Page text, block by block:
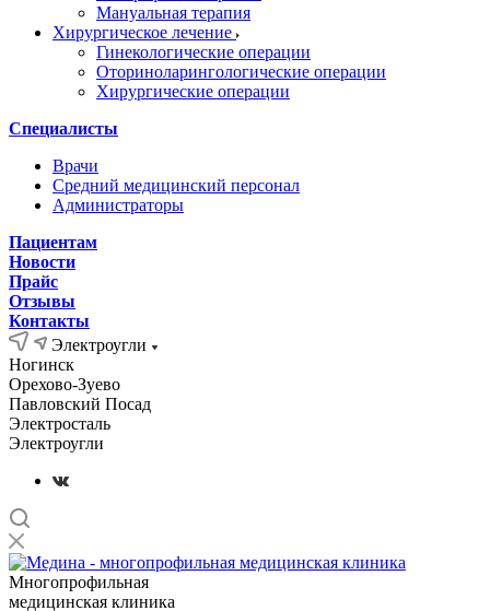
Мануальная терапия
Хирургическое лечение
Гинекологические операции
Оториноларингологические операции
Хирургические операции
Специалисты
Врачи
Средний медицинский персонал
Администраторы
Пациентам
Новости
Прайс
Отзывы
Контакты
Электроугли
Ногинск
Орехово-Зуево
Павловский Посад
Электросталь
Электроугли
Многопрофильная
медицинская клиника